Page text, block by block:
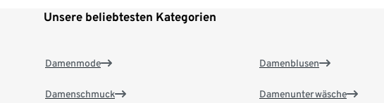
Unsere beliebtesten Kategorien
Damenmode
Damenschmuck
Damenblusen
Damenunterwäsche